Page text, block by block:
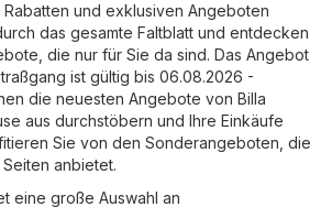
und exklusiven Angeboten
das gesamte Faltblatt und entdecken
die nur für Sie da sind. Das Angebot
ist gültig bis 06.08.2026 -
die neuesten Angebote von Billa
aus durchstöbern und Ihre Einkäufe
Sie von den Sonderangeboten, die
anbietet.
eine große Auswahl an